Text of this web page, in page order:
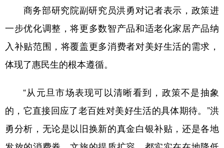
商务部研究院副研究员洪勇对记者表示，政策进
一步优化调整，将更多数智产品和适老化家居产品纳
入补贴范围，将覆盖更多消费者对美好生活的需求，
体现了惠民生的根本遵循。
“从元旦市场表现可以清晰看到，政策不是抽象
的，它直接回应了老百姓对美好生活的具体期待。”洪
勇分析，无论是以旧换新的真金白银补贴，还是各地